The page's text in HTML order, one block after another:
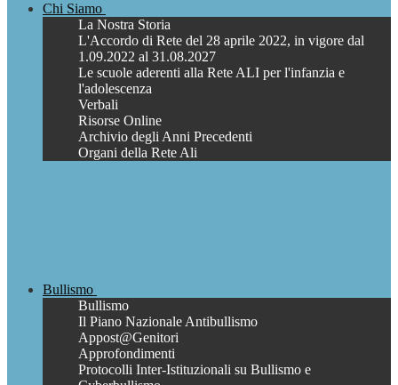
Chi Siamo
La Nostra Storia
L'Accordo di Rete del 28 aprile 2022, in vigore dal
1.09.2022 al 31.08.2027
Le scuole aderenti alla Rete ALI per l'infanzia e
l'adolescenza
Verbali
Risorse Online
Archivio degli Anni Precedenti
Organi della Rete Ali
Bullismo
Bullismo
Il Piano Nazionale Antibullismo
Appost@Genitori
Approfondimenti
Protocolli Inter-Istituzionali su Bullismo e